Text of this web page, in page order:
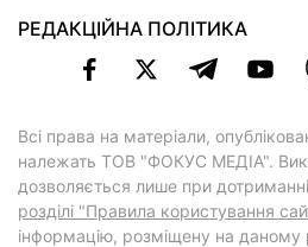
РЕДАКЦІЙНА ПОЛІТИКА
Всі права на матеріали,
належать ТОВ "ФОКУС МЕДІА".
дозволяється лише при
розділі "Правила користування
інформацію, розміщену на даному